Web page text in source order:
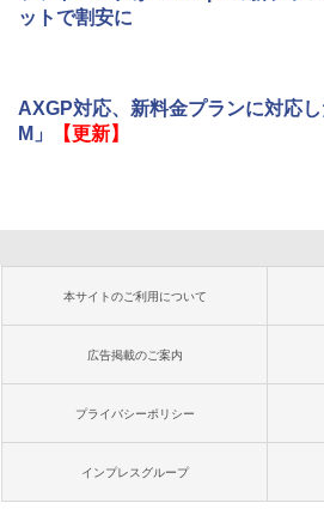
ットで割安に
AXGP対応、新料金プランに対応
M」
【更新】
本サイトのご利用について
広告掲載のご案内
プライバシーポリシー
インプレスグループ